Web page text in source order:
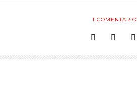
1 COMENTARIO